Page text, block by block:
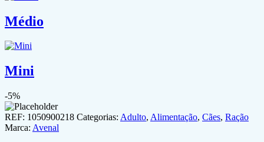
Médio
Mini
-5%
REF: 1050900218 Categorias: Adulto, Alimentação, Cães, Ração
Marca: Avenal